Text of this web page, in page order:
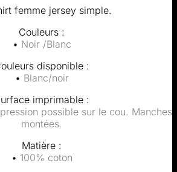
femme jersey simple.
Couleurs :
• Noir /Blanc
disponible :
• Blanc/noir
imprimable :
possible sur le cou. Manches
montées.
Matière :
• 100% coton